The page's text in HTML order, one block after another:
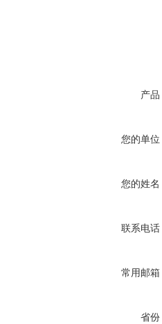
产品
您的单位
您的姓名
联系电话
常用邮箱
省份